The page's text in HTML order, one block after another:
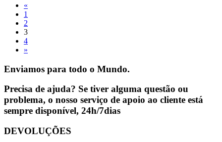
«
1
2
3
4
»
Enviamos para todo o Mundo.
Precisa de ajuda? Se tiver alguma questão ou
problema, o nosso serviço de apoio ao cliente está
sempre disponível, 24h/7dias
DEVOLUÇÕES